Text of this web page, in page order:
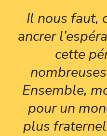
Il nous faut,
ancrer
cette
Ensemble,
pour un
plus